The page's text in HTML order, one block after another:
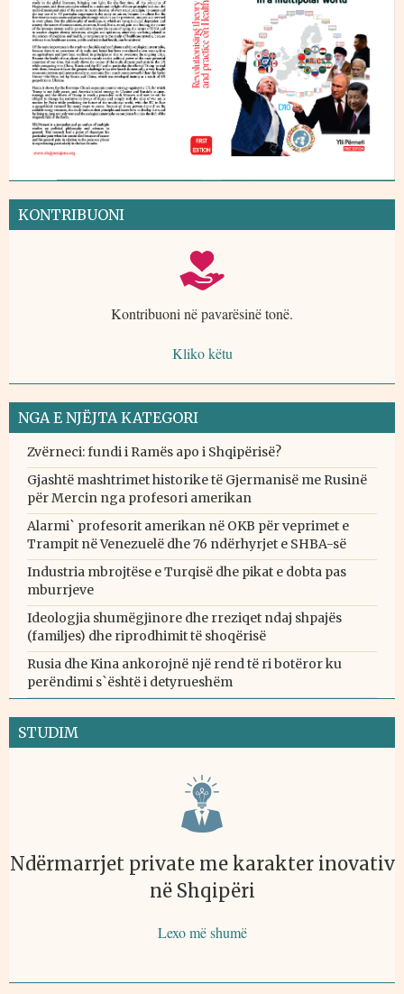
KONTRIBUONI
Kontribuoni në pavarësinë tonë.
Kliko këtu
NGA E NJËJTA KATEGORI
Zvërneci: fundi i Ramës apo i Shqipërisë?
Gjashtë mashtrimet historike të Gjermanisë me Rusinë
për Mercin nga profesori amerikan
Alarmi` profesorit amerikan në OKB për veprimet e
Trampit në Venezuelë dhe 76 ndërhyrjet e SHBA-së
Industria mbrojtëse e Turqisë dhe pikat e dobta pas
mburrjeve
Ideologjia shumëgjinore dhe rreziqet ndaj shpajës
(familjes) dhe riprodhimit të shoqërisë
Rusia dhe Kina ankorojnë një rend të ri botëror ku
perëndimi s`është i detyrueshëm
STUDIM
Ndërmarrjet private me karakter inovativ
në Shqipëri
Lexo më shumë